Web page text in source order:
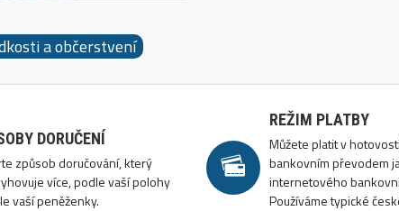
a občerstvení
DORUČENÍ
způsob doručování, který
více, podle vaší polohy
vaší peněženky.
REŽIM PLATBY
Můžete platit v
bankovním převodem
internetového
Používáme typické